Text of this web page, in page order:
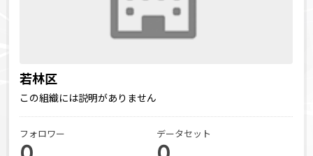
若林区
この組織には説明がありません
フォロワー データセット